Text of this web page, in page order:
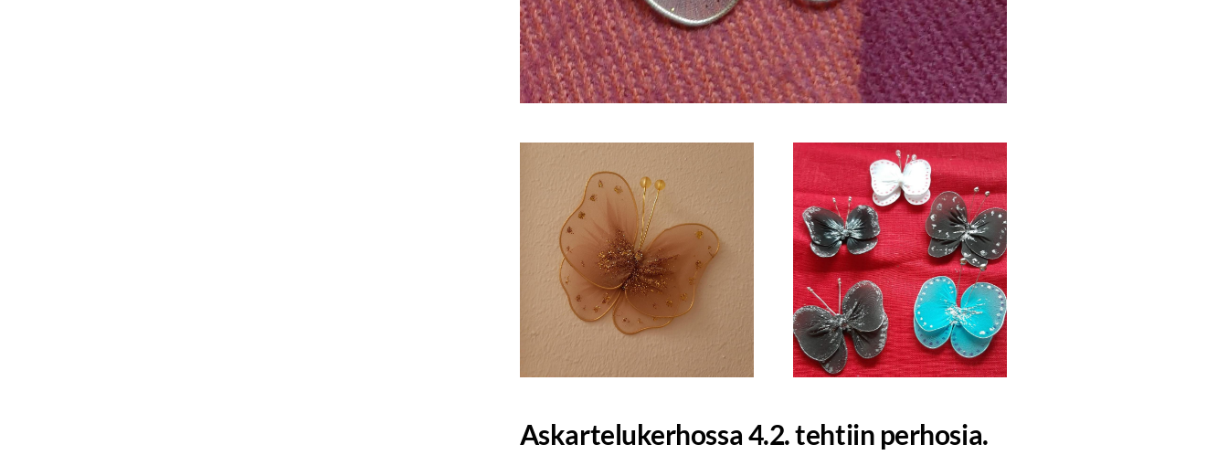
Askartelukerhossa 4.2. tehtiin perhosia.